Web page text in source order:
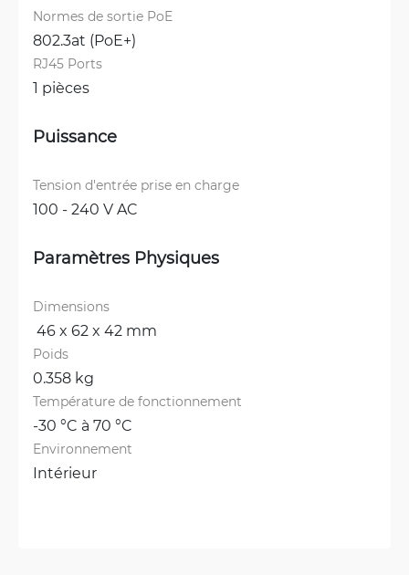
Normes de sortie PoE
802.3at (PoE+)
RJ45 Ports
1 pièces
Puissance
Tension d'entrée prise en charge
100 - 240 V AC
Paramètres Physiques
Dimensions
46 x 62 x 42 mm
Poids
0.358 kg
Température de fonctionnement
-30 °C à 70 °C
Environnement
Intérieur